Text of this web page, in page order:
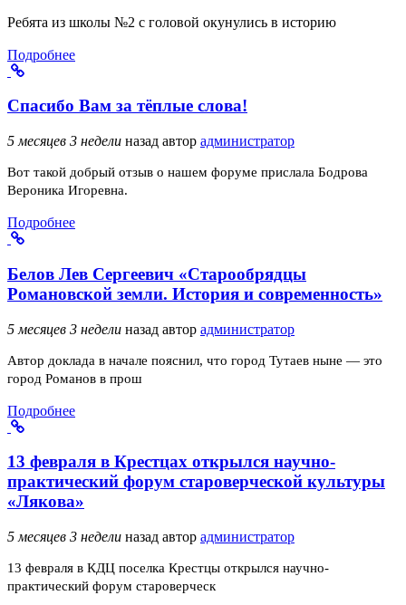
Ребята из школы №2 с головой окунулись в историю
Подробнее
Спасибо Вам за тёплые слова!
5 месяцев 3 недели назад автор администратор
Вот такой добрый отзыв о нашем форуме прислала Бодрова
Вероника Игоревна.
Подробнее
Белов Лев Сергеевич «Старообрядцы
Романовской земли. История и современность»
5 месяцев 3 недели назад автор администратор
Автор доклада в начале пояснил, что город Тутаев ныне — это
город Романов в прош
Подробнее
13 февраля в Крестцах открылся научно-
практический форум староверческой культуры
«Лякова»
5 месяцев 3 недели назад автор администратор
13 февраля в КДЦ поселка Крестцы открылся научно-
практический форум староверческ